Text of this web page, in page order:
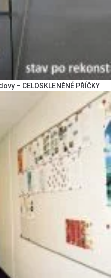
– CELOSKLENĚNÉ PŘÍČKY